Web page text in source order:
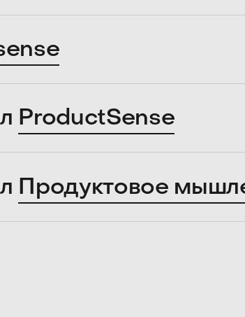
ProductSense
Продуктовое